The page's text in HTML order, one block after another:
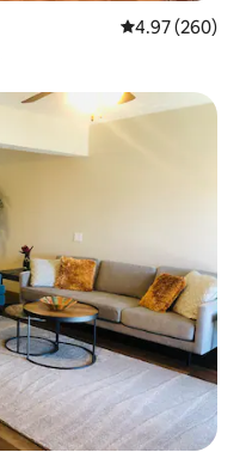
レビュー260
4.97 (260)